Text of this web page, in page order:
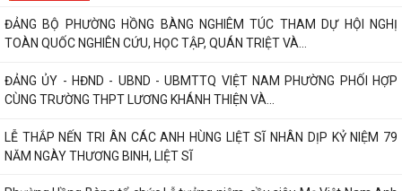
ĐẢNG BỘ PHƯỜNG HỒNG BÀNG NGHIÊM TÚC THAM DỰ HỘI NGHỊ
TOÀN QUỐC NGHIÊN CỨU, HỌC TẬP, QUÁN TRIỆT VÀ...
ĐẢNG ỦY - HĐND - UBND - UBMTTQ VIỆT NAM PHƯỜNG PHỐI HỢP
CÙNG TRƯỜNG THPT LƯƠNG KHÁNH THIỆN VÀ...
LỄ THẮP NẾN TRI ÂN CÁC ANH HÙNG LIỆT SĨ NHÂN DỊP KỶ NIỆM 79
NĂM NGÀY THƯƠNG BINH, LIỆT SĨ